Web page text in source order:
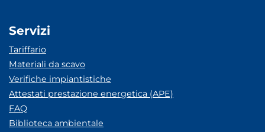
Servizi
Tariffario
Materiali da scavo
Verifiche impiantistiche
Attestati prestazione energetica (APE)
FAQ
Biblioteca ambientale